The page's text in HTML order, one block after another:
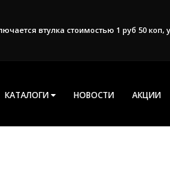
втулка стоимостью 1 руб 50
КАТАЛОГИ НОВОСТИ АКЦИИ